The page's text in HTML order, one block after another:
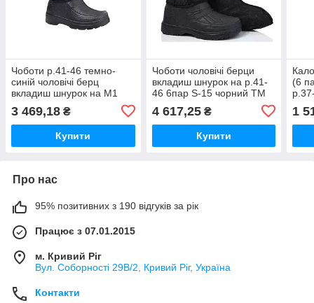
Чоботи р.41-46 темно-
синій чоловічі берц
вкладиш шнурок на М1
3 469,18 ₴
Купити
Чоботи чоловічі берци
вкладиш шнурок на р.41-
46 6пар S-15 чорний ТМ
4 617,25₴
Купити
(6
1
Про нас
95% позитивних з 190 відгуків за рік
Працює з 07.01.2015
м. Кривий Ріг
Вул. Соборності 29В/2, Кривий Ріг, Україна
Контакти